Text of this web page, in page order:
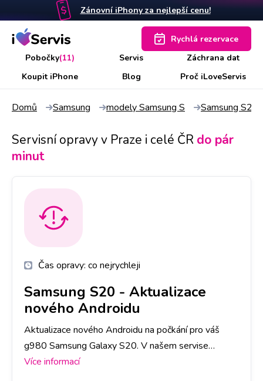
Zánovní iPhony za nejlepší cenu!
Pobočky(11) Servis
Záchrana dat
Koupit iPhone
Blog Proč iLoveServis
Rychlá rezervace
Domů Samsung modely Samsung S Samsung S20
Servisní opravy v Praze i celé ČR do pár
minut
Čas opravy: co nejrychleji
Samsung S20 - Aktualizace
nového Androidu
Aktualizace nového Androidu na počkání pro váš
g980 Samsung Galaxy S20. V našem servise
specializovaném na Samsung opravíme jakoukoli
Více informací